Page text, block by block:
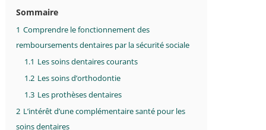
Sommaire
1 Comprendre le fonctionnement des
remboursements dentaires par la sécurité sociale
1.1 Les soins dentaires courants
1.2 Les soins d’orthodontie
1.3 Les prothèses dentaires
2 L’intérêt d’une complémentaire santé pour les
soins dentaires